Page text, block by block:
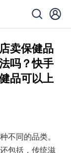
卖保健品
吗？快手
品可以上
不同的品类。
包括，传统滋